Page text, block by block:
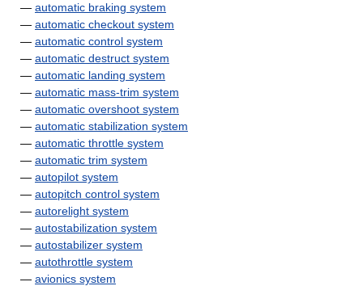
— automatic braking system
— automatic checkout system
— automatic control system
— automatic destruct system
— automatic landing system
— automatic mass-trim system
— automatic overshoot system
— automatic stabilization system
— automatic throttle system
— automatic trim system
— autopilot system
— autopitch control system
— autorelight system
— autostabilization system
— autostabilizer system
— autothrottle system
— avionics system